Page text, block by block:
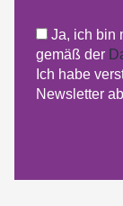
Ja, ich bin
gemäß der
Ich habe
Newsletter